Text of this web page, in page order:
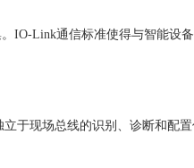
IO-Link通信标准使得与智能设
于现场总线的识别、诊断和配